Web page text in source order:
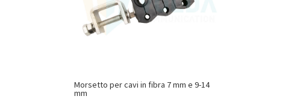
Morsetto per cavi in fibra 7 mm e 9-14
mm